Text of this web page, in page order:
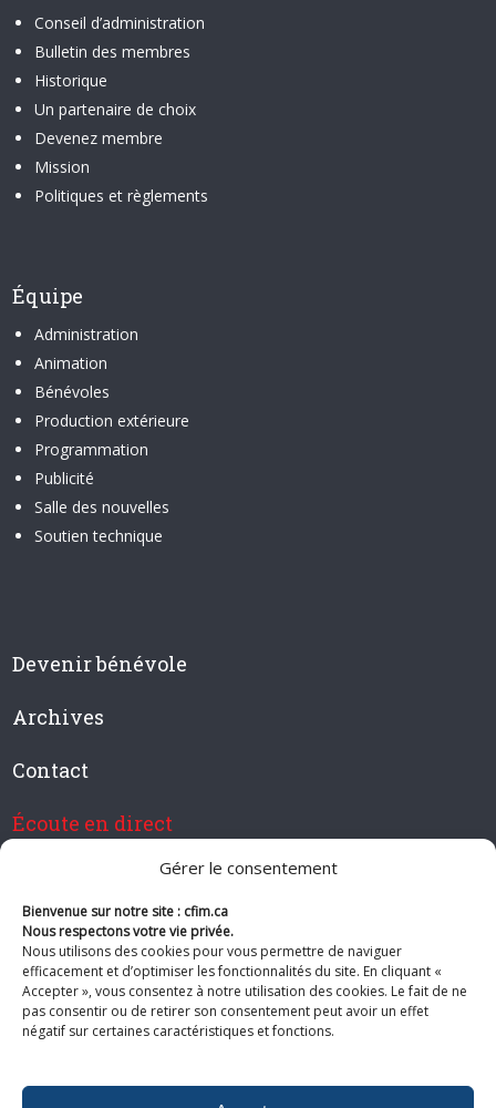
Gérer le consentement
Bienvenue sur notre site : cfim.ca
Nous respectons votre vie privée.
Nous utilisons des cookies pour vous permettre de naviguer
efficacement et d’optimiser les fonctionnalités du site. En cliquant «
Accepter », vous consentez à notre utilisation des cookies. Le fait de ne
pas consentir ou de retirer son consentement peut avoir un effet
négatif sur certaines caractéristiques et fonctions.
Conseil d’administration
Bulletin des membres
Historique
Un partenaire de choix
Devenez membre
Mission
Politiques et règlements
Équipe
Administration
Animation
Bénévoles
Production extérieure
Programmation
Publicité
Salle des nouvelles
Soutien technique
Devenir bénévole
Archives
Contact
Écoute en direct
Devenir membre de CFIM
Suivez-nous